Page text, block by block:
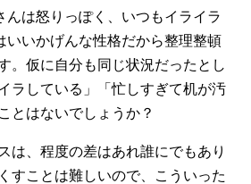
んは怒りっぽく、いつもイライラ
いいかげんな性格だから整理整頓
。仮に自分も同じ状況だったとし
ラしている」「忙しすぎて机が汚
とはないでしょうか？
は、程度の差はあれ誰にでもあり
すことは難しいので、こういった